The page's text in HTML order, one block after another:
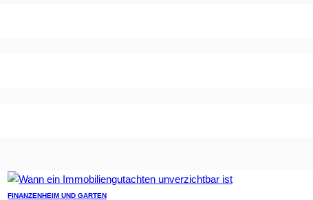
FINANZENHEIM UND GARTEN